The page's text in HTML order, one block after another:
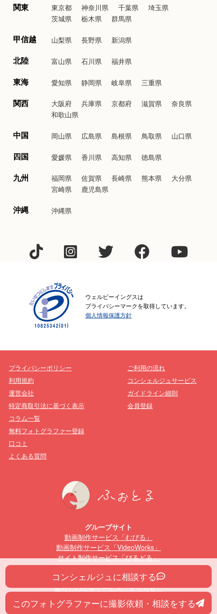
関東 東京都 神奈川県 千葉県
埼玉県
茨城県
栃木県 群馬県
甲信越 山梨県 長野県 新潟県
北陸 富山県 石川県 福井県
東海 愛知県 静岡県 岐阜県 三重県
関西 大阪府 兵庫県 京都府 滋賀県
奈良県
和歌山県
中国 岡山県 広島県 島根県 鳥取県 山口県
四国 愛媛県 香川県 高知県 徳島県
九州 福岡県 佐賀県 長崎県 熊本県
大分県
宮崎県
鹿児島県
沖縄 沖縄県
ウェルビーイングスは
プライバシーマークを取得しています。
個人情報保護方針
プライバシーポリシー
利用規約
運営会社
特定商取引法に基づく表示
ご利用の流れ
コンシェルジュサービス
ガイドライン細則
会員登録
コラム一覧
無料フォトグラファー登録
口コミ
よくある質問
グループサイト
動画制作サービス「むびる」
動画制作サービス「VideoWorks」
サイト制作サービス「びるどる」
動画編集スクール「むびるスクール」
Webデザインスクール「びるどるスクール」
暮らしの出張サービス「まっちる」
All Rights Reserved | ふぉとる
コンシェルジュに相談する
このフォトグラファーに撮影依頼・相談をする